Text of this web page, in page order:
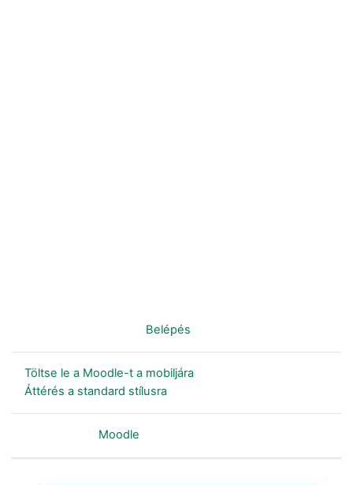
Belépés
Töltse le a Moodle-t a mobiljára
Áttérés a standard stílusra
Moodle